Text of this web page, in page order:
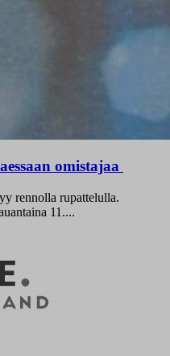
omistajaa
rennolla rupattelulla.
11....